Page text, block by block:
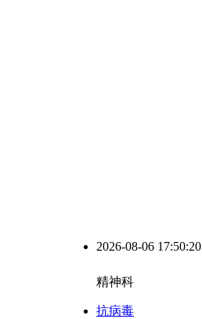
2026-08-06 17:50:21
精神科
抗病毒